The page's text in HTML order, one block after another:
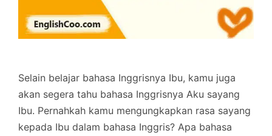
Selain belajar bahasa Inggrisnya Ibu, kamu juga
akan segera tahu bahasa Inggrisnya Aku sayang
Ibu. Pernahkah kamu mengungkapkan rasa sayang
kepada Ibu dalam bahasa Inggris? Apa bahasa